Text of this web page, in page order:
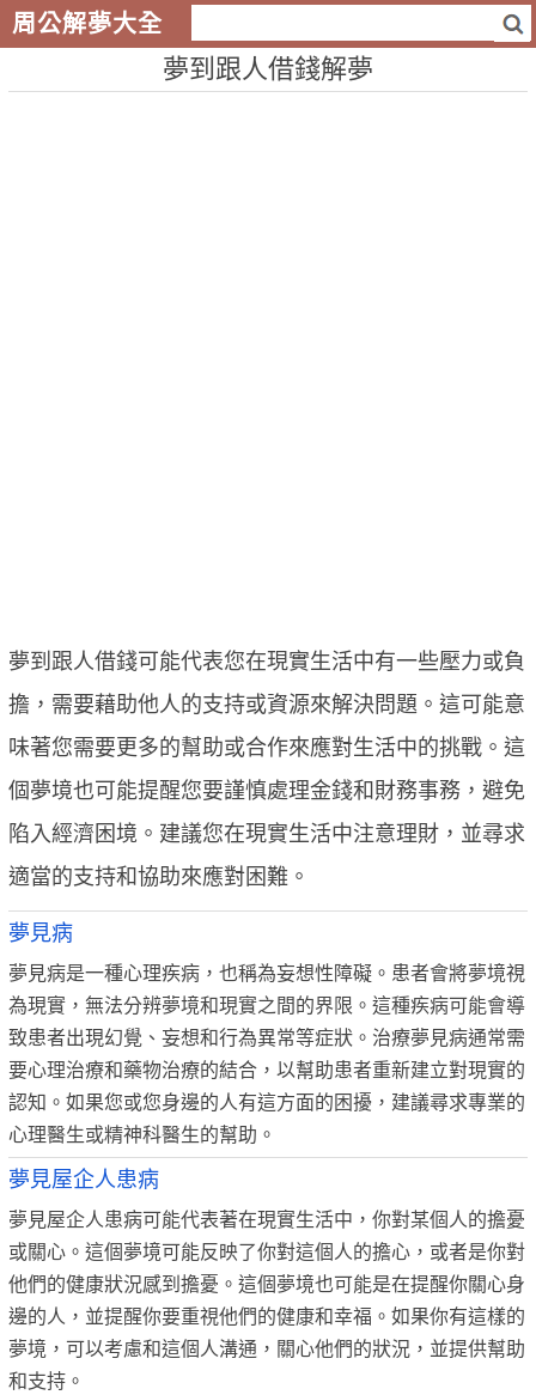
周公解夢大全
夢到跟人借錢解夢
夢到跟人借錢可能代表您在現實生活中有一些壓力或負
擔，需要藉助他人的支持或資源來解決問題。這可能意
味著您需要更多的幫助或合作來應對生活中的挑戰。這
個夢境也可能提醒您要謹慎處理金錢和財務事務，避免
陷入經濟困境。建議您在現實生活中注意理財，並尋求
適當的支持和協助來應對困難。
夢見病
夢見病是一種心理疾病，也稱為妄想性障礙。患者會將夢境視
為現實，無法分辨夢境和現實之間的界限。這種疾病可能會導
致患者出現幻覺、妄想和行為異常等症狀。治療夢見病通常需
要心理治療和藥物治療的結合，以幫助患者重新建立對現實的
認知。如果您或您身邊的人有這方面的困擾，建議尋求專業的
心理醫生或精神科醫生的幫助。
夢見屋企人患病
夢見屋企人患病可能代表著在現實生活中，你對某個人的擔憂
或關心。這個夢境可能反映了你對這個人的擔心，或者是你對
他們的健康狀況感到擔憂。這個夢境也可能是在提醒你關心身
邊的人，並提醒你要重視他們的健康和幸福。如果你有這樣的
夢境，可以考慮和這個人溝通，關心他們的狀況，並提供幫助
和支持。